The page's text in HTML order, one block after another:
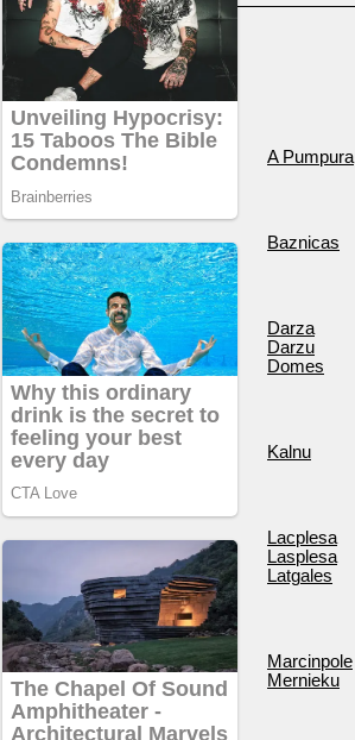
A Pumpura
Baznicas
Darza
Darzu
Domes
Kalnu
Lacplesa
Lasplesa
Latgales
Marcinpole
Mernieku